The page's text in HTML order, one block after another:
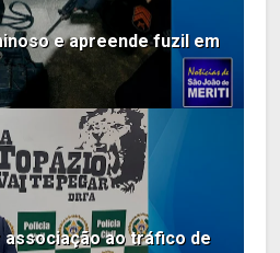
e apreende fuzil em
associação ao tráfico de